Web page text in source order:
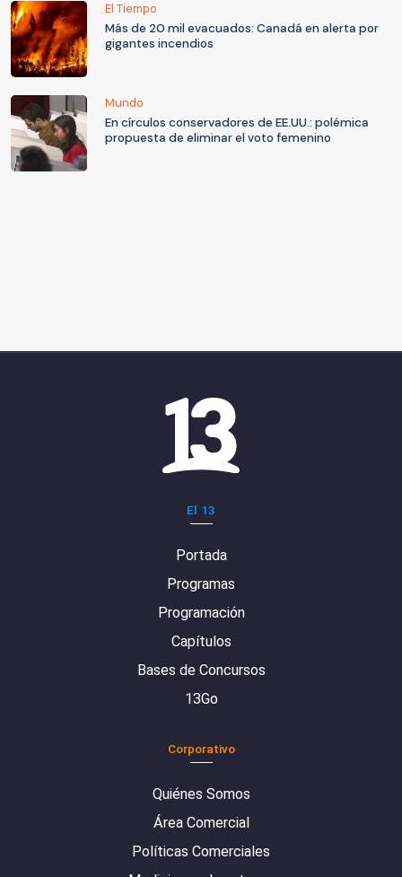
El Tiempo
Más de 20 mil evacuados: Canadá en alerta por
gigantes incendios
Mundo
En círculos conservadores de EE.UU.: polémica
propuesta de eliminar el voto femenino
El 13
Portada
Programas
Programación
Capítulos
Bases de Concursos
13Go
Corporativo
Quiénes Somos
Área Comercial
Políticas Comerciales